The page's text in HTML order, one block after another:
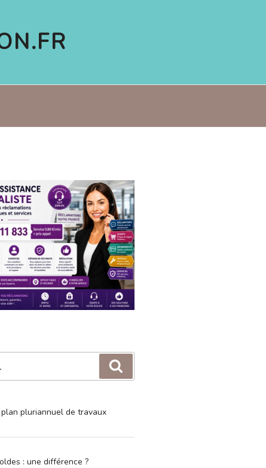
pluriannuel de travaux
: une différence ?